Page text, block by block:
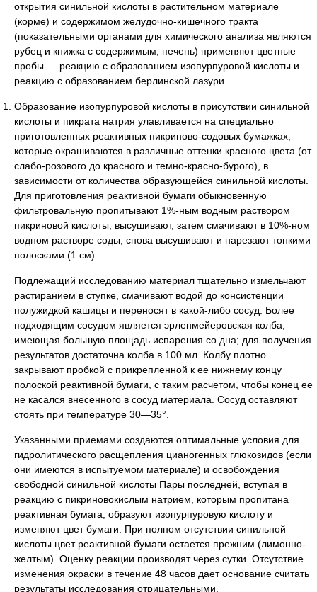
открытия синильной кислоты в растительном материале
(корме) и содержимом желудочно-кишечного тракта
(показательными органами для химического анализа являются
рубец и книжка с содержимым, печень) применяют цветные
пробы — реакцию с образованием изопурпуровой кислоты и
реакцию с образованием берлинской лазури.
Образование изопурпуровой кислоты в присутствии синильной
кислоты и пикрата натрия улавливается на специально
приготовленных реактивных пикриново-содовых бумажках,
которые окрашиваются в различные оттенки красного цвета (от
слабо-розового до красного и темно-красно-бурого), в
зависимости от количества образующейся синильной кислоты.
Для приготовления реактивной бумаги обыкновенную
фильтровальную пропитывают 1%-ным водным раствором
пикриновой кислоты, высушивают, затем смачивают в 10%-ном
водном растворе соды, снова высушивают и нарезают тонкими
полосками (1 см).
Подлежащий исследованию материал тщательно измельчают
растиранием в ступке, смачивают водой до консистенции
полужидкой кашицы и переносят в какой-либо сосуд. Более
подходящим сосудом является эрленмейеровская колба,
имеющая большую площадь испарения со дна; для получения
результатов достаточна колба в 100 мл. Колбу плотно
закрывают пробкой с прикрепленной к ее нижнему концу
полоской реактивной бумаги, с таким расчетом, чтобы конец ее
не касался внесенного в сосуд материала. Сосуд оставляют
стоять при температуре 30—35°.
Указанными приемами создаются оптимальные условия для
гидролитического расщепления цианогенных глюкозидов (если
они имеются в испытуемом материале) и освобождения
свободной синильной кислоты Пары последней, вступая в
реакцию с пикриновокислым натрием, которым пропитана
реактивная бумага, образуют изопурпуровую кислоту и
изменяют цвет бумаги. При полном отсутствии синильной
кислоты цвет реактивной бумаги остается прежним (лимонно-
желтым). Оценку реакции производят через сутки. Отсутствие
изменения окраски в течение 48 часов дает основание считать
результаты исследования отрицательными.